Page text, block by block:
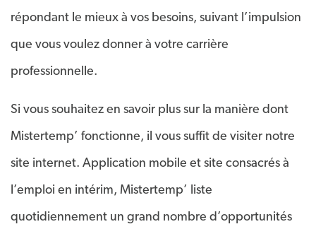
répondant le mieux à vos besoins, suivant l’impulsion
que vous voulez donner à votre carrière
professionnelle.
Si vous souhaitez en savoir plus sur la manière dont
Mistertemp’ fonctionne, il vous suffit de visiter notre
site internet. Application mobile et site consacrés à
l’emploi en intérim, Mistertemp’ liste
quotidiennement un grand nombre d’opportunités